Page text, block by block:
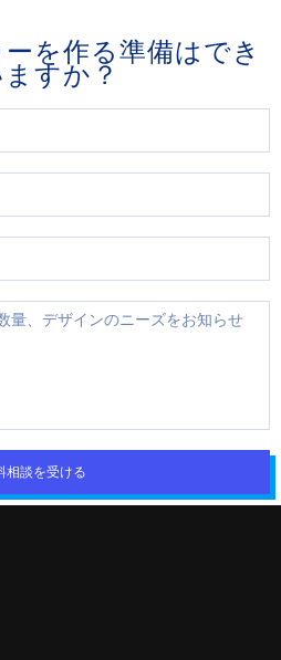
を作る準備はでき
すか？
相談を受ける